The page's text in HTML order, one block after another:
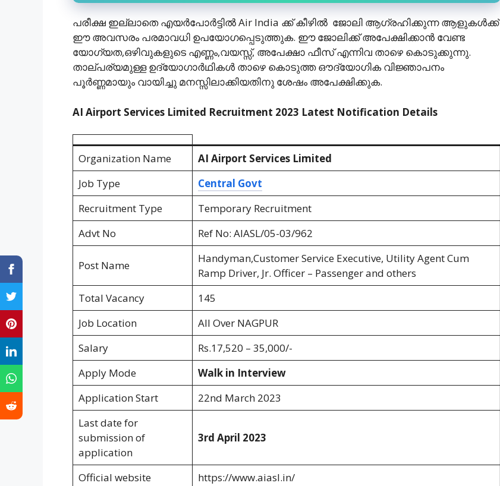
പരീക്ഷ ഇല്ലാതെ എയര്‍പോര്‍ട്ടില്‍ Air India ക്ക് കീഴില്‍ ജോലി ആഗ്രഹിക്കുന്ന ആളുകള്‍ക്ക്
ഈ അവസരം പരമാവധി ഉപയോഗപ്പെടുത്തുക. ഈ ജോലിക്ക് അപേക്ഷിക്കാന്‍ വേണ്ട
യോഗ്യത,ഒഴിവുകളുടെ എണ്ണം,വയസ്സ്, അപേക്ഷാ ഫീസ്‌ എന്നിവ താഴെ കൊടുക്കുന്നു.
താല്പര്യമുള്ള ഉദ്യോഗാര്‍ഥികള്‍ താഴെ കൊടുത്ത ഔദ്യോഗിക വിജ്ഞാപനം
പൂര്‍ണ്ണമായും വായിച്ചു മനസ്സിലാക്കിയതിനു ശേഷം അപേക്ഷിക്കുക.
AI Airport Services Limited Recruitment 2023 Latest Notification Details
Organization Name
AI Airport Services Limited
Job Type
Central Govt
Recruitment Type
Temporary Recruitment
Advt No
Ref No: AIASL/05-03/962
Post Name
Handyman,Customer Service Executive, Utility Agent Cum
Ramp Driver, Jr. Officer – Passenger and others
Total Vacancy
145
Job Location
All Over NAGPUR
Salary
Rs.17,520 – 35,000/-
Apply Mode
Walk in Interview
Application Start
22nd March 2023
Last date for
submission of
application
3rd April 2023
Official website https://www.aiasl.in/